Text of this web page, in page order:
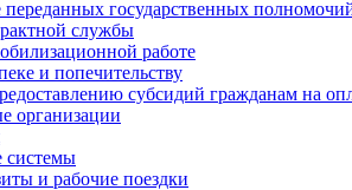
государственных
службы
работе
и попечительству
субсидий гражданам на
организации
и рабочие поездки